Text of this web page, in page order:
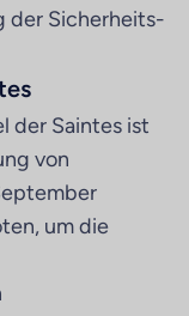
der Sicherheits-
der Saintes ist
von
um die